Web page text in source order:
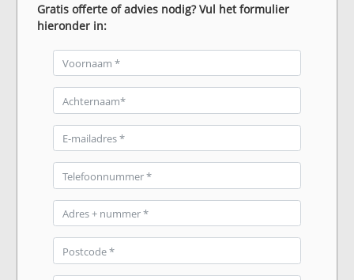
Gratis offerte of advies nodig? Vul het formulier
hieronder in: